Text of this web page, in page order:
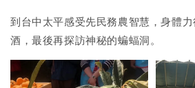
到台中太平感受先民務農智慧，身體
酒，最後再探訪神秘的蝙蝠洞。